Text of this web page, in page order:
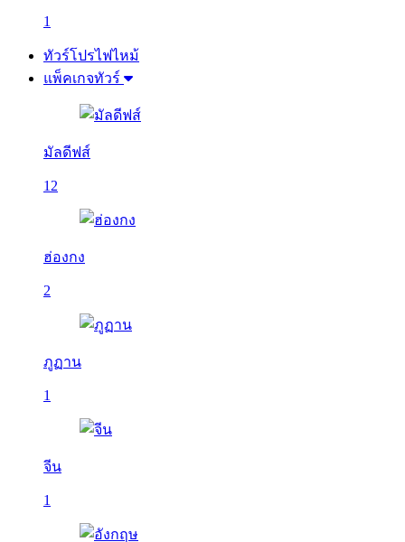
1
ทัวร์โปรไฟไหม้
แพ็คเกจทัวร์
มัลดีฟส์
12
ฮ่องกง
2
ภูฏาน
1
จีน
1